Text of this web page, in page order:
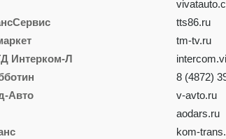
tts86.ru
tm-tv.ru
Интерком-Л
8 (4872)
Авто
v-avto.ru
aodars.ru
kom-